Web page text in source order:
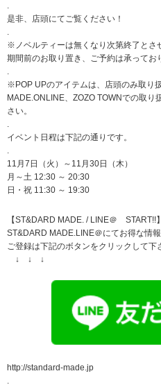
.
是非、店頭にてご覧ください！
.
※ノベルティーは無くなり次第終了と
期間前のお取り置き、ご予約は承ってお
.
※POP UPのアイテムは、店頭のみ取り
MADE.ONLINE、ZOZO TOWNでの取
さい。
.
イベント日程は下記の通りです。
.
11月7日（火）～11月30日（木）
月～土 12:30 ～ 20:30
日・祝 11:30 ～ 19:30
【ST&DARD MADE. / LINE＠ START!!】
ST&DARD MADE.LINE＠にてお得な情報
ご登録は下記のボタンをクリックして下
↓ ↓ ↓
http://standard-made.jp
.